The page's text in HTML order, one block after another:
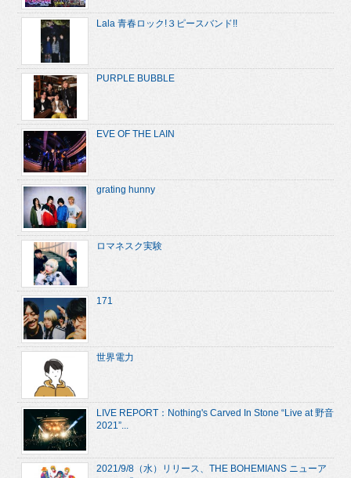
Lala 青春ロック!３ピースバンド!!
PURPLE BUBBLE
EVE OF THE LAIN
grating hunny
ロマネスク実験
171
世界電力
LIVE REPORT：Nothing's Carved In Stone “Live at 野音
2021”...
2021/9/8（水）リリース、THE BOHEMIANS ニューア